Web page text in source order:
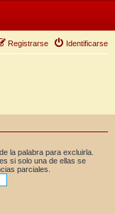
Identificarse
Registrarse
la palabra para excluirla.
si solo una de ellas se
parciales.